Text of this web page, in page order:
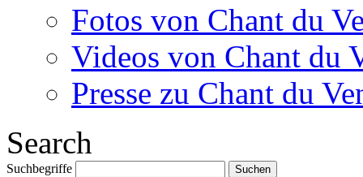
Fotos von Chant du
Videos von Chant du
Presse zu Chant du
Search
Suchbegriffe